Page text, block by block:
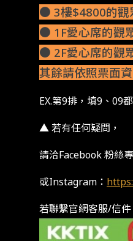
● 3樓$4800的觀
● 1F愛心席的觀
● 2F愛心席的觀
其餘請依照票面
EX.第9排，填9、09
▲ 若有任何疑問，
請洽Facebook 粉絲
或Instagram：
若聯繫官網客服/信